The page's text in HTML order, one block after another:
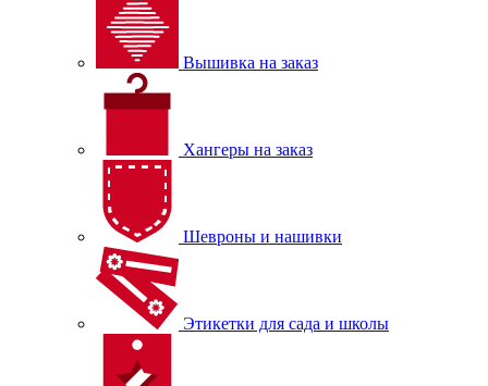
Вышивка на заказ
Хангеры на заказ
Шевроны и нашивки
Этикетки для сада и школы